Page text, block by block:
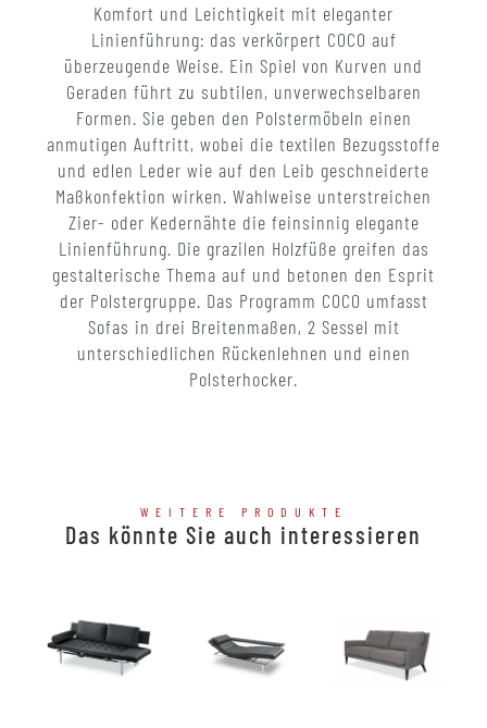
Komfort und Leichtigkeit mit eleganter
Linienführung: das verkörpert COCO auf
überzeugende Weise. Ein Spiel von Kurven und
Geraden führt zu subtilen, unverwechselbaren
Formen. Sie geben den Polstermöbeln einen
anmutigen Auftritt, wobei die textilen Bezugsstoffe
und edlen Leder wie auf den Leib geschneiderte
Maßkonfektion wirken. Wahlweise unterstreichen
Zier- oder Kedernähte die feinsinnig elegante
Linienführung. Die grazilen Holzfüße greifen das
gestalterische Thema auf und betonen den Esprit
der Polstergruppe. Das Programm COCO umfasst
Sofas in drei Breitenmaßen, 2 Sessel mit
unterschiedlichen Rückenlehnen und einen
Polsterhocker.
WEITERE PRODUKTE
Das könnte Sie auch interessieren